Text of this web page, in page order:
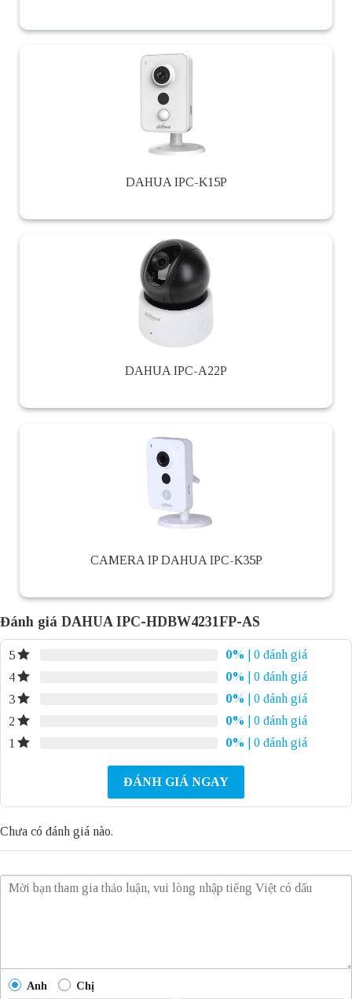
DAHUA IPC-K15P
DAHUA IPC-A22P
CAMERA IP DAHUA IPC-K35P
Đánh giá DAHUA IPC-HDBW4231FP-AS
5 0%
| 0 đánh giá
4
0%
| 0 đánh giá
3
0%
| 0 đánh giá
2
0%
| 0 đánh giá
1
0% | 0 đánh giá
ĐÁNH GIÁ NGAY
Chưa có đánh giá nào.
Anh Chị